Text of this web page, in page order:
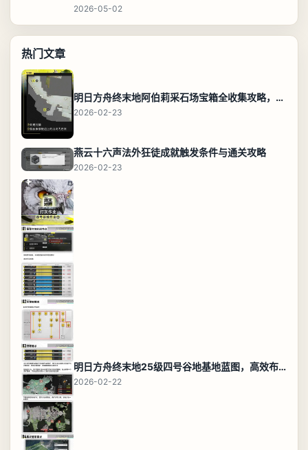
2026-05-02
热门文章
明日方舟终末地阿伯莉采石场宝箱全收集攻略，全点位分布图与路线
2026-02-23
燕云十六声法外狂徒成就触发条件与通关攻略
2026-02-23
明日方舟终末地25级四号谷地基地蓝图，高效布局规划
2026-02-22